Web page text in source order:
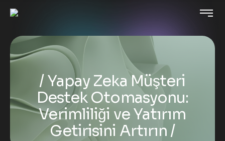
Yapay Zeka Müşteri
Destek Otomasyonu:
Verimliliği ve Yatırım
Getirisini Artırın